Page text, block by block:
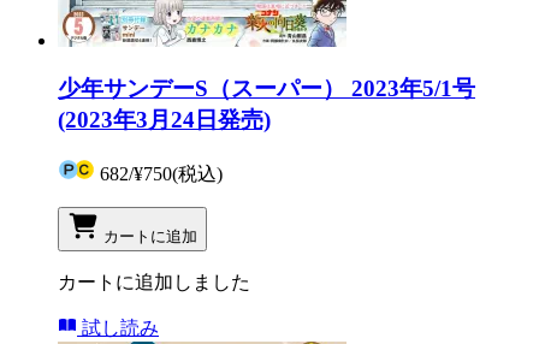
少年サンデーS（スーパー） 2023年5/1号
(2023年3月24日発売)
682/¥750(税込)
カートに追加
カートに追加しました
試し読み